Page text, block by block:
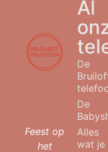
Feest op
het
Al
De
De
Alles
wat je